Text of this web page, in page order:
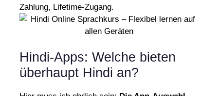
Zahlung, Lifetime-Zugang.
Hindi-Apps: Welche bieten
überhaupt Hindi an?